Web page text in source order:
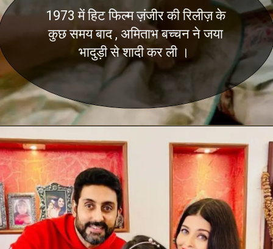
1973 में हिट फिल्म ज़ंजीर की रिलीज़ के
कुछ समय बाद , अमिताभ बच्चन ने जया
भादुड़ी से शादी कर ली ।